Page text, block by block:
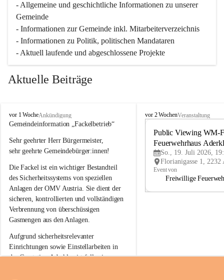
- Allgemeine und geschichtliche Informationen zu unserer
Gemeinde
- Informationen zur Gemeinde inkl. Mitarbeiterverzeichnis
- Informationen zu Politik, politischen Mandataren
- Aktuell laufende und abgeschlossene Projekte
Aktuelle Beiträge
A
d
r
k
a
a
vor 1 WocheAnkündigung
Gemeindeinformation „Fackelbetrieb“
Sehr geehrter Herr Bürgermeister,
sehr geehrte Gemeindebürger:innen!
Die Fackel ist ein wichtiger Bestandteil
des Sicherheitssystems von speziellen
Anlagen der OMV Austria. Sie dient der
sicheren, kontrollierten und vollständigen
Verbrennung von überschüssigen
Gasmengen aus den Anlagen.
Aufgrund sicherheitsrelevanter
Einrichtungen sowie Einstellarbeiten in
der Gasstation Aderklaa ist fallweise
A
vor 2 WochenVeranstaltung
Public Viewing WM-
Feuerwehrhaus
So., 19. Juli 2026,
Event von
Freiwillige